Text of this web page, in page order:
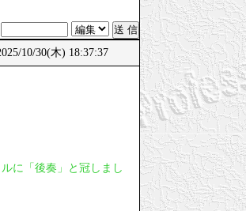
10/30(木) 18:37:37
に「後奏」と冠しまし